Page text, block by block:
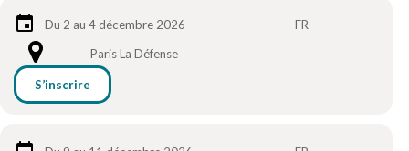
Du 2 au 4 décembre 2026
FR
Paris La Défense
S’inscrire